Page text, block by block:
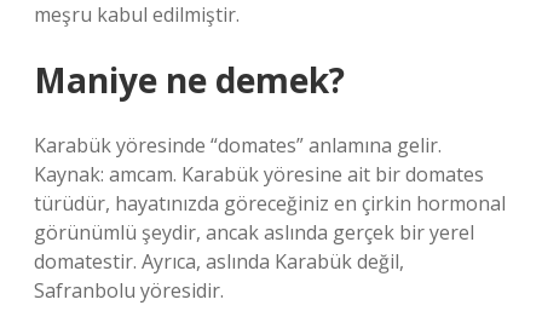
meşru kabul edilmiştir.
Maniye ne demek?
Karabük yöresinde “domates” anlamına gelir.
Kaynak: amcam. Karabük yöresine ait bir domates
türüdür, hayatınızda göreceğiniz en çirkin hormonal
görünümlü şeydir, ancak aslında gerçek bir yerel
domatestir. Ayrıca, aslında Karabük değil,
Safranbolu yöresidir.